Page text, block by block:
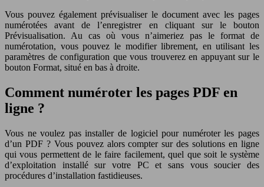
Vous pouvez également prévisualiser le document avec les pages
numérotées avant de l’enregistrer en cliquant sur le bouton
Prévisualisation. Au cas où vous n’aimeriez pas le format de
numérotation, vous pouvez le modifier librement, en utilisant les
paramètres de configuration que vous trouverez en appuyant sur le
bouton Format, situé en bas à droite.
Comment numéroter les pages PDF en
ligne ?
Vous ne voulez pas installer de logiciel pour numéroter les pages
d’un PDF ? Vous pouvez alors compter sur des solutions en ligne
qui vous permettent de le faire facilement, quel que soit le système
d’exploitation installé sur votre PC et sans vous soucier des
procédures d’installation fastidieuses.